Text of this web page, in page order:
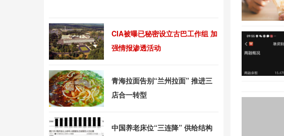
CIA被曝已秘密设立古巴工作组 加
强情报渗透活动
青海拉面告别“兰州拉面” 推进三
店合一转型
中国养老床位“三连降” 供给结构